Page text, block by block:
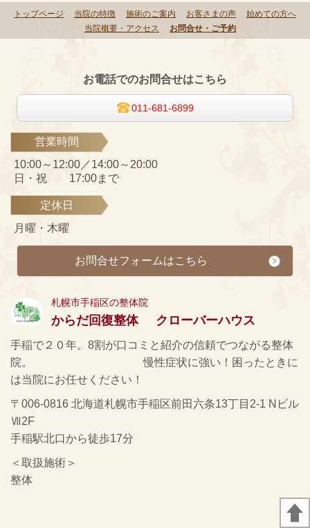
トップページ 当院の特徴 施術のご案内 お客さまの声
始めての方へ
当院概要・アクセス
お問合せ・ご予約
お電話でのお問合せはこちら
011-681-6899
営業時間
10:00～12:00／14:00～20:00
日・祝 17:00まで
定休日
月曜・木曜
お問合せフォームはこちら
札幌市手稲区の整体院
からだ回復整体 クローバーハウス
手稲で２０年。8割が口コミと紹介の信頼でつながる整体
院。 慢性症状に強い！困ったときに
は当院にお任せください！
〒006-0816 北海道札幌市手稲区前田六条13丁目2-1 Nビル
Ⅶ2F
手稲駅北口から徒歩17分
＜取扱施術＞
整体